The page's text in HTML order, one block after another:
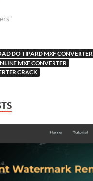
DO TIPARD MXF CONVERTER
MXF CONVERTER
CRACK